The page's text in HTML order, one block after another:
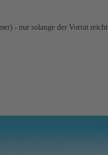
- nur solange der Vorrat reicht